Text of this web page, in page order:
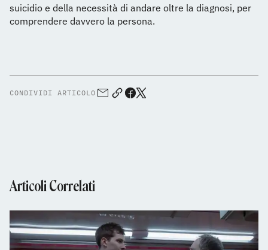
suicidio e della necessità di andare oltre la diagnosi, per
comprendere davvero la persona.
CONDIVIDI ARTICOLO
Articoli Correlati